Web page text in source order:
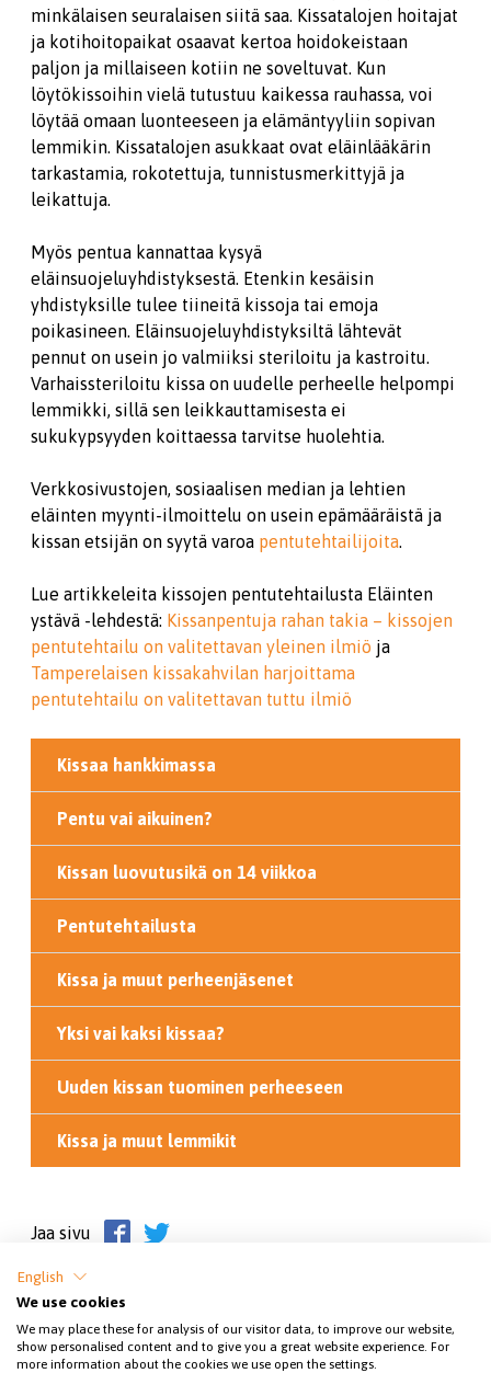
minkälaisen seuralaisen siitä saa. Kissatalojen hoitajat
ja kotihoitopaikat osaavat kertoa hoidokeistaan
paljon ja millaiseen kotiin ne soveltuvat. Kun
löytökissoihin vielä tutustuu kaikessa rauhassa, voi
löytää omaan luonteeseen ja elämäntyyliin sopivan
lemmikin. Kissatalojen asukkaat ovat eläinlääkärin
tarkastamia, rokotettuja, tunnistusmerkittyjä ja
leikattuja.
Myös pentua kannattaa kysyä
eläinsuojeluyhdistyksestä. Etenkin kesäisin
yhdistyksille tulee tiineitä kissoja tai emoja
poikasineen. Eläinsuojeluyhdistyksiltä lähtevät
pennut on usein jo valmiiksi steriloitu ja kastroitu.
Varhaissteriloitu kissa on uudelle perheelle helpompi
lemmikki, sillä sen leikkauttamisesta ei
sukukypsyyden koittaessa tarvitse huolehtia.
Verkkosivustojen, sosiaalisen median ja lehtien
eläinten myynti-ilmoittelu on usein epämääräistä ja
kissan etsijän on syytä varoa pentutehtailijoita.
Lue artikkeleita kissojen pentutehtailusta Eläinten
ystävä -lehdestä: Kissanpentuja rahan takia – kissojen
pentutehtailu on valitettavan yleinen ilmiö ja
Tamperelaisen kissakahvilan harjoittama
pentutehtailu on valitettavan tuttu ilmiö
Kissaa hankkimassa
Pentu vai aikuinen?
Kissan luovutusikä on 14 viikkoa
Pentutehtailusta
Kissa ja muut perheenjäsenet
Yksi vai kaksi kissaa?
Uuden kissan tuominen perheeseen
Kissa ja muut lemmikit
Jaa sivu
English
We use cookies
We may place these for analysis of our visitor data, to improve our website,
show personalised content and to give you a great website experience. For
more information about the cookies we use open the settings.